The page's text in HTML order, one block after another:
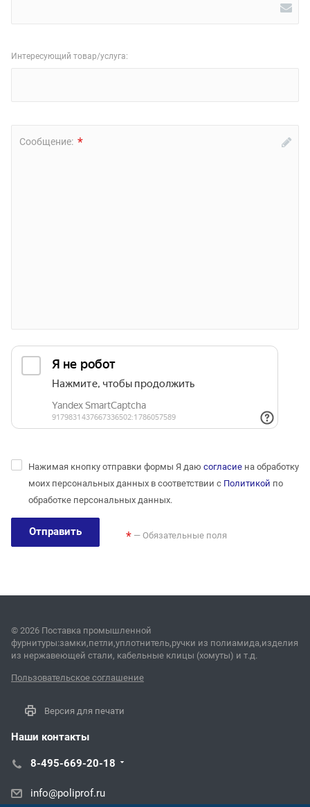
Интересующий товар/услуга:
Сообщение: *
Нажимая кнопку отправки формы Я даю согласие на обработку
моих персональных данных в соответствии с Политикой по
обработке персональных данных.
Отправить * — Обязательные поля
© 2026 Поставка промышленной
фурнитуры:замки,петли,уплотнитель,ручки из полиамида,изделия
из нержавеющей стали, кабельные клицы (хомуты) и т.д.
Пользовательское соглашение
Версия для печати
Наши контакты
8-495-669-20-18
info@poliprof.ru